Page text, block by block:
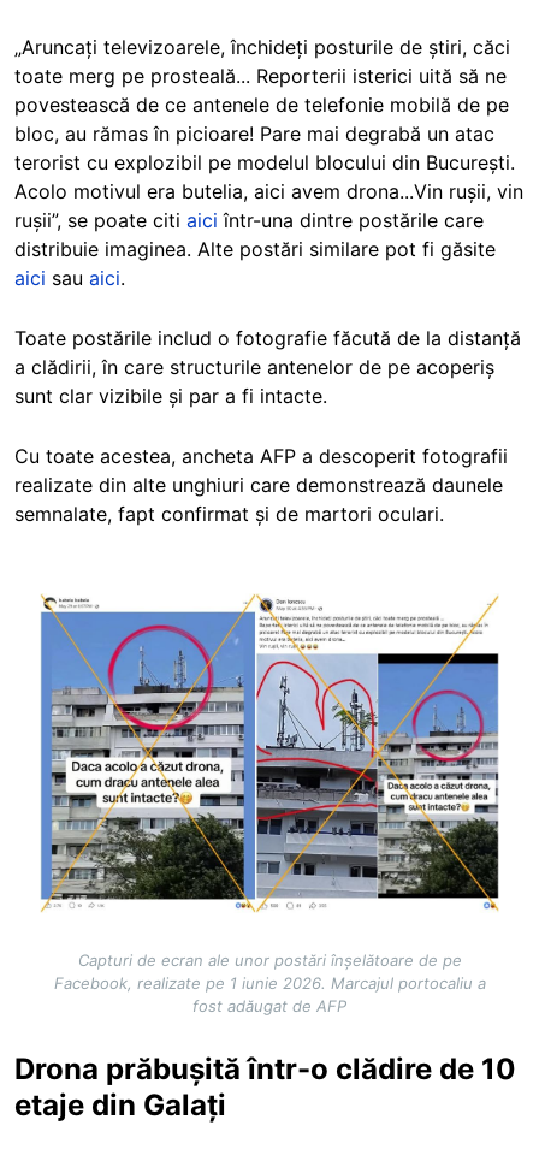
„Aruncați televizoarele, închideți posturile de știri, căci
toate merg pe prosteală... Reporterii isterici uită să ne
povestească de ce antenele de telefonie mobilă de pe
bloc, au rămas în picioare! Pare mai degrabă un atac
terorist cu explozibil pe modelul blocului din București.
Acolo motivul era butelia, aici avem drona...Vin rușii, vin
rușii”, se poate citi aici într-una dintre postările care
distribuie imaginea. Alte postări similare pot fi găsite
aici sau aici.
Toate postările includ o fotografie făcută de la distanță
a clădirii, în care structurile antenelor de pe acoperiș
sunt clar vizibile și par a fi intacte.
Cu toate acestea, ancheta AFP a descoperit fotografii
realizate din alte unghiuri care demonstrează daunele
semnalate, fapt confirmat și de martori oculari.
Image
Capturi de ecran ale unor postări înșelătoare de pe
Facebook, realizate pe 1 iunie 2026. Marcajul portocaliu a
fost adăugat de AFP
Drona prăbușită într-o clădire de 10
etaje din Galați